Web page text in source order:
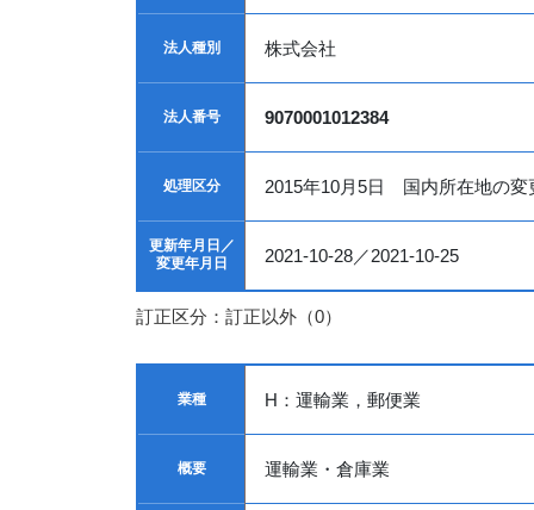
法人種別 株式会社
法人番号 9070001012384
処理区分 2015年10月5日 国内所在地の変
更新年月日／
変更年月日
2021-10-28／2021-10-25
訂正区分：訂正以外（0）
業種 H：運輸業，郵便業
概要 運輸業・倉庫業